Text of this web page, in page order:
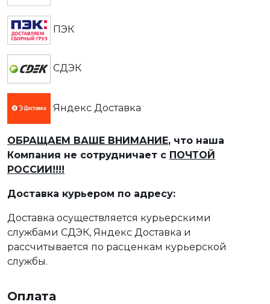
ПЭК
СДЭК
Яндекс Доставка
ОБРАЩАЕМ ВАШЕ ВНИМАНИЕ, что наша
Компания не сотрудничает с ПОЧТОЙ
РОССИИ!!!!
Доставка курьером по адресу:
Доставка осуществляется курьерскими
службами СДЭК, Яндекс Доставка и
рассчитывается по расценкам курьерской
службы.
Оплата